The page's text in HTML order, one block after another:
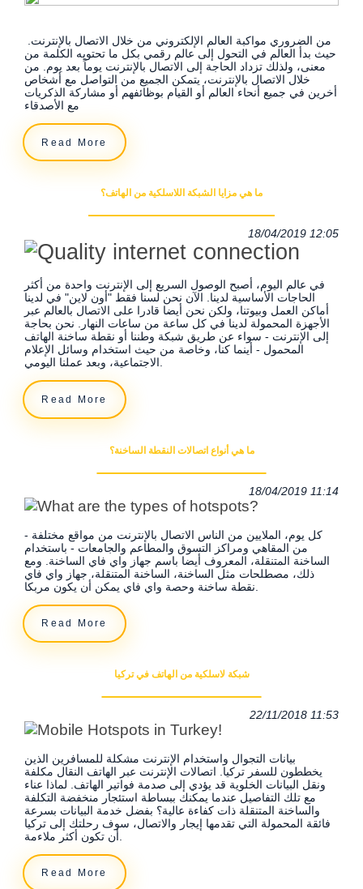
حيث بدأ العالم في التحول إلى عالم رقمي بكل ما تحتويه الكلمة من
معنى، ولذلك تزداد الحاجة إلى الاتصال بالإنترنت يوماً بعد يوم. من
خلال الاتصال بالإنترنت، يتمكن الجميع من التواصل مع أشخاص
أخرين في جميع أنحاء العالم أو القيام بوظائفهم أو مشاركة الذكريات
مع الأصدقاء
Read More
ما هي مزايا الشبكة اللاسلكية من الهاتف؟
18/04/2019 12:05
في عالم اليوم، أصبح الوصول السريع إلى الإنترنت واحدة من أكثر
الحاجات الأساسية لدينا. الآن نحن لسنا فقط "أون لاين" في لدينا
أماكن العمل وبيوتنا، ولكن نحن أيضا قادرا على الاتصال بالعالم عبر
الأجهزة المحمولة لدينا في كل ساعة من ساعات النهار. نحن بحاجة
إلى الإنترنت - سواء عن طريق شبكة وطننا أو نقطة ساخنة الهاتف
المحمول - أينما كنا، وخاصة من حيث استخدام وسائل الإعلام
الاجتماعية، وبعد عملنا اليومي.
Read More
ما هي أنواع اتصالات النقطة الساخنة؟
18/04/2019 11:14
كل يوم، الملايين من الناس الاتصال بالإنترنت من مواقع مختلفة -
من المقاهي ومراكز التسوق والمطاعم والجامعات - باستخدام
الساخنة المتنقلة، المعروف أيضا باسم جهاز واي فاي الساخنة. ومع
ذلك، مصطلحات مثل الساخنة، الساخنة المتنقلة، جهاز واي فاي
Read More
شبكة لاسلكية من الهاتف في تركيا
22/11/2018 11:53
بيانات التجوال واستخدام الإنترنت مشكلة للمسافرين الذين
يخططون للسفر تركيا. اتصالات الإنترنت عبر الهاتف النقال مكلفة
ونقل البيانات الخلوية قد يؤدي إلى صدمة فواتير الهاتف. لماذا عناء
مع تلك التفاصيل عندما يمكنك ببساطة استئجار منخفضة التكلفة
والساخنة المتنقلة ذات كفاءة عالية؟ بفضل خدمة البيانات بسرعة
فائقة المحمولة التي تقدمها إيجار والاتصال، سوف رحلتك إلى تركيا
Read More